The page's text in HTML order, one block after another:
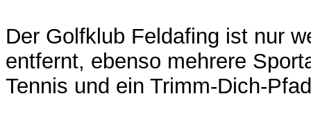
Der Golfklub Feldafing ist nur
entfernt, ebenso mehrere
Tennis und ein Trimm-Dich-